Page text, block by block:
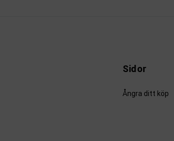
Sidor
Ångra ditt köp